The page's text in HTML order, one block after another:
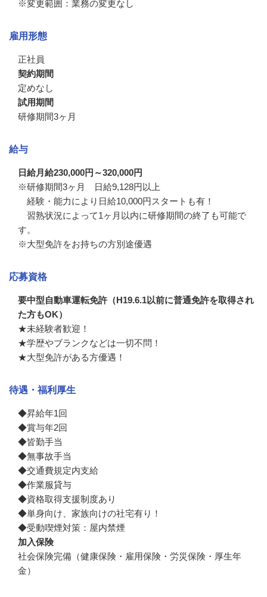
※変更範囲：業務の変更なし
雇用形態
正社員
契約期間
定めなし
試用期間
研修期間3ヶ月
給与
日給月給230,000円～320,000円
※研修期間3ヶ月　日給9,128円以上
経験・能力により日給10,000円スタートも有！
習熟状況によって1ヶ月以内に研修期間の終了も可能で
す。
※大型免許をお持ちの方別途優遇
応募資格
要中型自動車運転免許（H19.6.1以前に普通免許を取得され
た方もOK）
★未経験者歓迎！
★学歴やブランクなどは一切不問！
★大型免許がある方優遇！
待遇・福利厚生
◆昇給年1回
◆賞与年2回
◆皆勤手当
◆無事故手当
◆交通費規定内支給
◆作業服貸与
◆資格取得支援制度あり
◆単身向け、家族向けの社宅有り！
◆受動喫煙対策：屋内禁煙
加入保険
社会保険完備（健康保険・雇用保険・労災保険・厚生年
金）